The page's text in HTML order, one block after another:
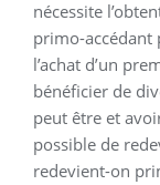
nécessite
primo-accédant
l’achat d’un
bénéficier de
peut être et
possible de
redevient-on